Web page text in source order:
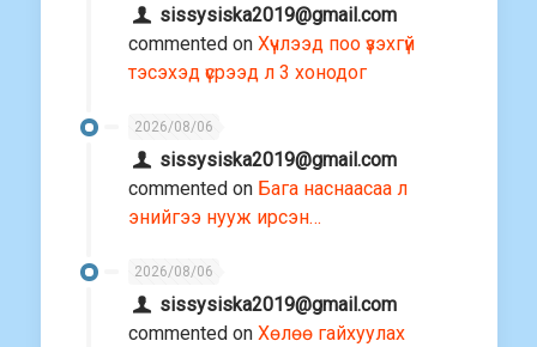
sissysiska2019@gmail.com
commented on Хүчлээд поо үзэхгүй
тэсэхэд үсрээд л 3 хонодог
2026/08/06
sissysiska2019@gmail.com
commented on Бага наснаасаа л
энийгээ нууж ирсэн…
2026/08/06
sissysiska2019@gmail.com
commented on Хөлөө гайхуулах